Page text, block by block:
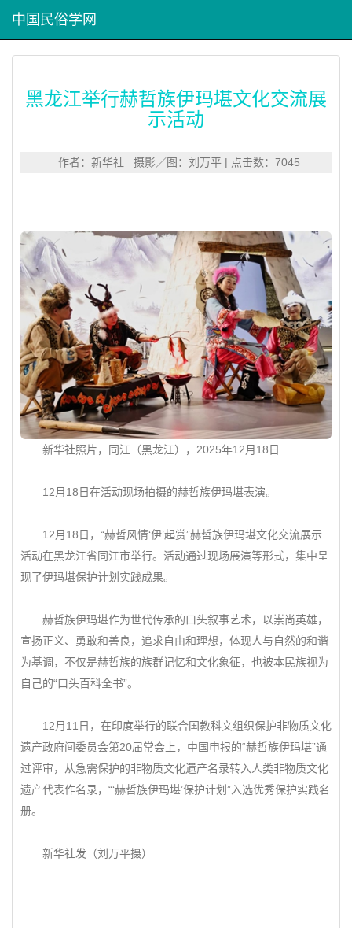
中国民俗学网
黑龙江举行赫哲族伊玛堪文化交流展
示活动
作者：新华社 摄影／图：刘万平 | 点击数：7045
新华社照片，同江（黑龙江），2025年12月18日
12月18日在活动现场拍摄的赫哲族伊玛堪表演。
12月18日，“赫哲风情‘伊’起赏”赫哲族伊玛堪文化交流展示
活动在黑龙江省同江市举行。活动通过现场展演等形式，集中呈
现了伊玛堪保护计划实践成果。
赫哲族伊玛堪作为世代传承的口头叙事艺术，以崇尚英雄，
宣扬正义、勇敢和善良，追求自由和理想，体现人与自然的和谐
为基调，不仅是赫哲族的族群记忆和文化象征，也被本民族视为
自己的“口头百科全书”。
12月11日，在印度举行的联合国教科文组织保护非物质文化
遗产政府间委员会第20届常会上，中国申报的“赫哲族伊玛堪”通
过评审，从急需保护的非物质文化遗产名录转入人类非物质文化
遗产代表作名录，“‘赫哲族伊玛堪’保护计划”入选优秀保护实践名
册。
新华社发（刘万平摄）